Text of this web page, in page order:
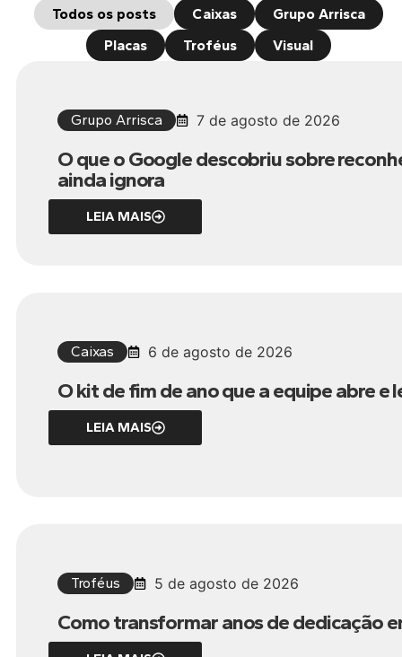
Caixas
Grupo Arrisca
Placas
Troféus Visual
Todos os posts
Grupo Arrisca 7 de agosto de 2026
O que o Google descobriu sobre
ainda ignora
LEIA MAIS
Caixas 6 de agosto de 2026
O kit de fim de ano que a equipe abre e
LEIA MAIS
Troféus 5 de agosto de 2026
Como transformar anos de dedicação